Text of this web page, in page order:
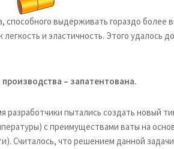
способного выдерживать гораздо
легкость и эластичность. Этого
производства – запатентована.
разработчики пытались создать новый
с преимуществами ваты на
Считалось, что решением данной